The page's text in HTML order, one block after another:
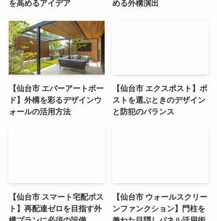
を高めるアイデア
める外構演出
【仙台市 エバーアートボー
ド】外構を彩るデザインウ
ォールの活用方法
【仙台市 エクスポスト】ポ
ストを選ぶときのデザイン
と防犯のバランス
【仙台市 スマート宅配ポス
ト】再配達ゼロを目指す外
【仙台市 ウォールスクリー
ンファンクション】門柱を